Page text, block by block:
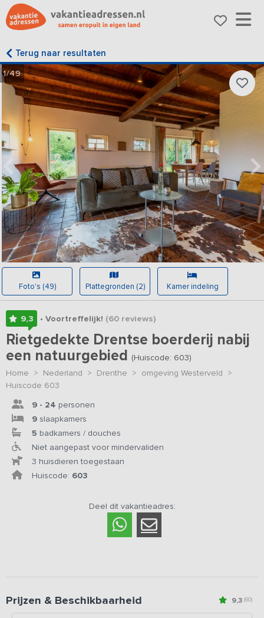
Terug naar resultaten
1/49
Foto's (49) Plattegronden (2) Kamer indeling
9,3 • Voortreffelijk! (60reviews)
Rietgedekte Drentse boerderij nabij
een natuurgebied (Huiscode: 603)
Home > Nederland > Drenthe > omgeving Westerveld >
Huiscode 603
9 - 24 personen
9 slaapkamers
5 badkamers / douches
Niet aangepast voor mindervaliden
3 huisdieren toegestaan
Huiscode: 603
Deel dit vakantieadres:
9,3 (60)
Prijzen & Beschikbaarheid